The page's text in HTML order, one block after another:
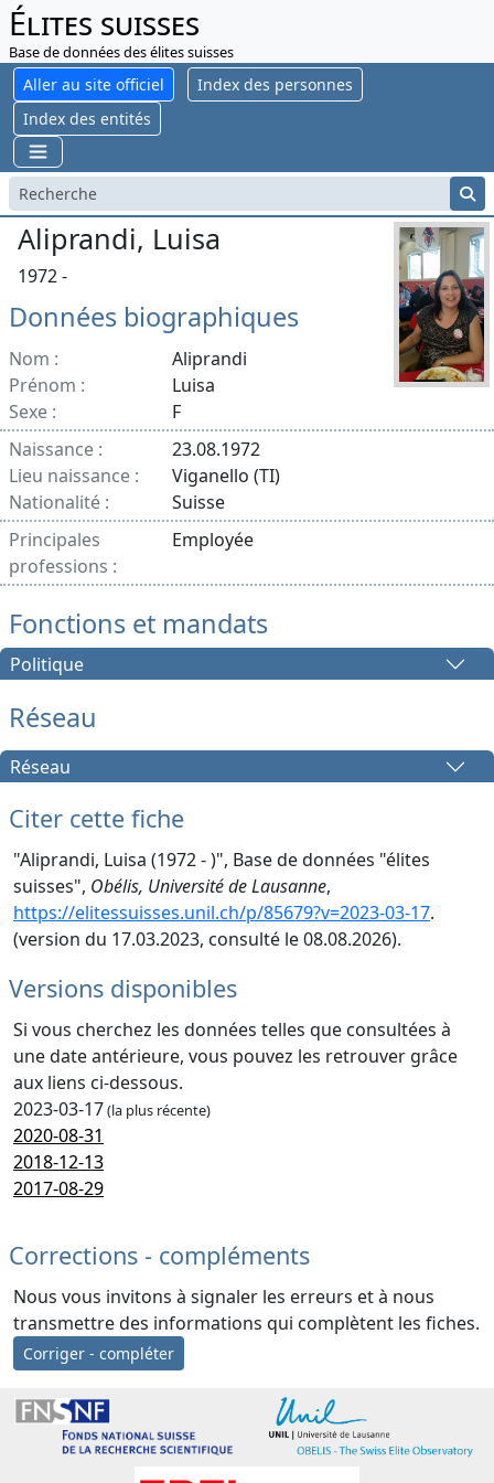
Élites suisses
Base de données des élites suisses
Aller au site officiel
Index des personnes
Index des entités
Aliprandi, Luisa
1972 -
Données biographiques
Nom :
Aliprandi
Prénom :
Luisa
Sexe :
F
Naissance :
23.08.1972
Lieu naissance :
Viganello (TI)
Nationalité :
Suisse
Principales
professions :
Employée
Fonctions et mandats
Politique
Réseau
Réseau
Citer cette fiche
"Aliprandi, Luisa (1972 - )", Base de données "élites
suisses", Obélis, Université de Lausanne,
https://elitessuisses.unil.ch/p/85679?v=2023-03-17.
(version du 17.03.2023, consulté le 08.08.2026).
Versions disponibles
Si vous cherchez les données telles que consultées à
une date antérieure, vous pouvez les retrouver grâce
aux liens ci-dessous.
2023-03-17(la plus récente)
2020-08-31
2018-12-13
2017-08-29
Corrections - compléments
Nous vous invitons à signaler les erreurs et à nous
transmettre des informations qui complètent les fiches.
Corriger - compléter